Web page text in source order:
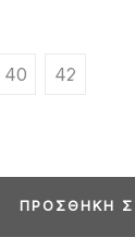
40 42
ΠΡΟΣΘΉΚΗ